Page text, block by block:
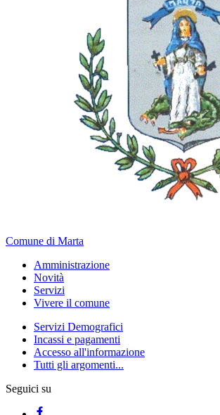
Comune di Marta
Amministrazione
Novità
Servizi
Vivere il comune
Servizi Demografici
Incassi e pagamenti
Accesso all'informazione
Tutti gli argomenti...
Seguici su